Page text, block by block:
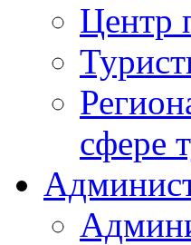
Центр
сфере